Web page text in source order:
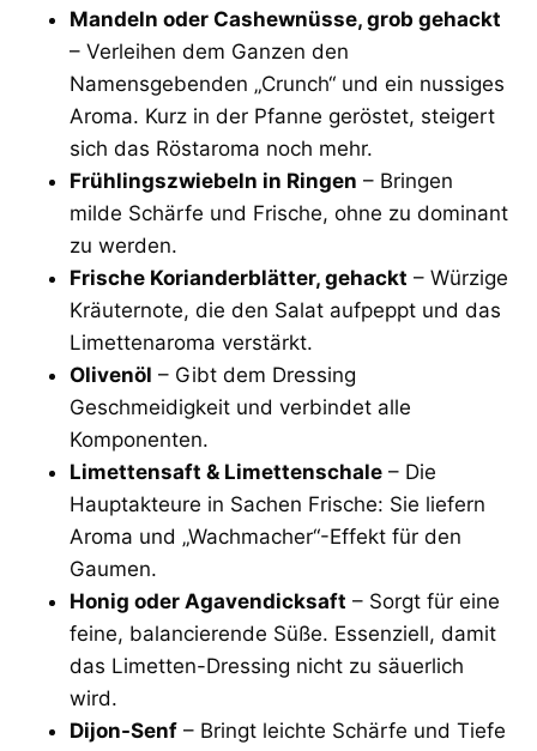
Mandeln oder Cashewnüsse, grob gehackt
– Verleihen dem Ganzen den
Namensgebenden „Crunch“ und ein nussiges
Aroma. Kurz in der Pfanne geröstet, steigert
sich das Röstaroma noch mehr.
Frühlingszwiebeln in Ringen – Bringen
milde Schärfe und Frische, ohne zu dominant
zu werden.
Frische Korianderblätter, gehackt – Würzige
Kräuternote, die den Salat aufpeppt und das
Limettenaroma verstärkt.
Olivenöl – Gibt dem Dressing
Geschmeidigkeit und verbindet alle
Komponenten.
Limettensaft & Limettenschale – Die
Hauptakteure in Sachen Frische: Sie liefern
Aroma und „Wachmacher“-Effekt für den
Gaumen.
Honig oder Agavendicksaft – Sorgt für eine
feine, balancierende Süße. Essenziell, damit
das Limetten-Dressing nicht zu säuerlich
wird.
Dijon-Senf – Bringt leichte Schärfe und Tiefe